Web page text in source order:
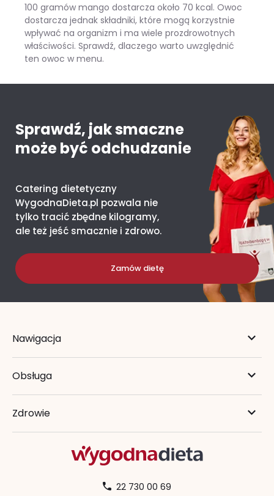
100 gramów mango dostarcza około 70 kcal. Owoc
dostarcza jednak składniki, które mogą korzystnie
wpływać na organizm i ma wiele prozdrowotnych
właściwości. Sprawdź, dlaczego warto uwzględnić
ten owoc w menu.
Sprawdź, jak smaczne
może być odchudzanie
Catering dietetyczny
WygodnaDieta.pl pozwala nie
tylko tracić zbędne kilogramy,
ale też jeść smacznie i zdrowo.
Zamów dietę
Nawigacja
Obsługa
Zdrowie
22 730 00 69